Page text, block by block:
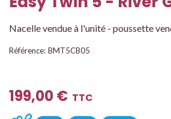
Nacelle vendue à l'unité - poussette
Référence: BMT5CB05
199,00 € TTC